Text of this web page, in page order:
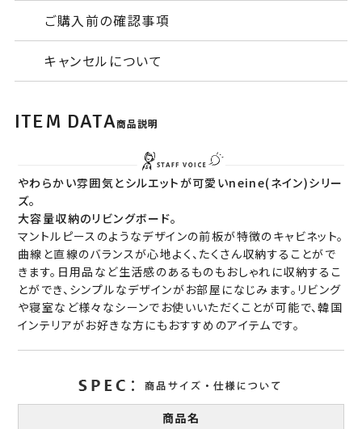
ご購入前の確認事項
キャンセルについて
ITEM DATA商品説明
やわらかい雰囲気とシルエットが可愛いneine(ネイン)シリー
ズ。
大容量収納のリビングボード。
マントルピースのようなデザインの前板が特徴のキャビネット。
曲線と直線のバランスが心地よく、たくさん収納することがで
きます。日用品など生活感のあるものもおしゃれに収納するこ
とができ、シンプルなデザインがお部屋になじみます。リビング
や寝室など様々なシーンでお使いいただくことが可能で、韓国
インテリアがお好きな方にもおすすめのアイテムです。
商品名